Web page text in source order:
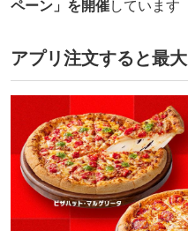
ペーン」を開催しています
アプリ注文すると最